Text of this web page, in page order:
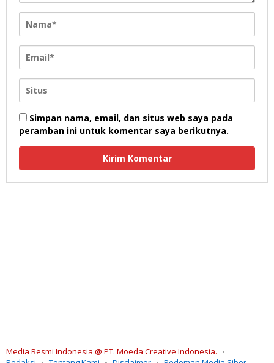
Simpan nama, email, dan situs web saya pada
peramban ini untuk komentar saya berikutnya.
Media Resmi Indonesia @ PT. Moeda Creative Indonesia.